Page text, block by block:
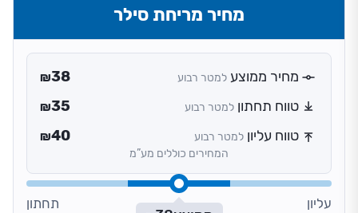
מחיר מריחת סילר
מחיר ממוצע למטר רבוע ₪38
טווח תחתון למטר רבוע ₪35
טווח עליון למטר רבוע ₪40
המחירים כוללים מע”מ
עליון תחתון